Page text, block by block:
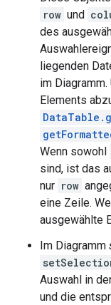
row und
des
liegenden
im
Elements
Wenn sowohl
sind, ist das
nur row
eine Zeile.
ausgewählte
Im Diagramm
Auswahl in
und die